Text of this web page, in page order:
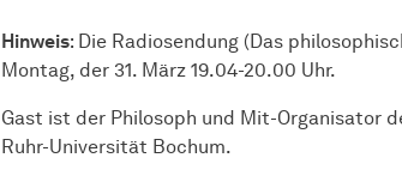
Hinweis: Die Radiosendung (Das
Montag, der 31. März 19.04-20.00 Uhr.
Gast ist der Philosoph und Mit-Organisator
Ruhr-Universität Bochum.